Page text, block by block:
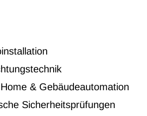
& Gebäudeautomation
Sicherheitsprüfungen